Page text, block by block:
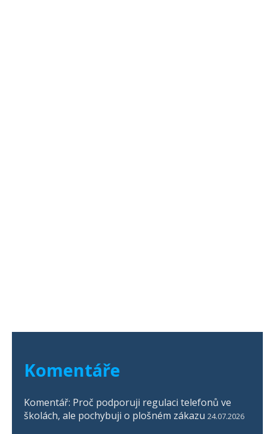
Komentáře
Komentář: Proč podporuji regulaci telefonů ve
školách, ale pochybuji o plošném zákazu 24.07.2026